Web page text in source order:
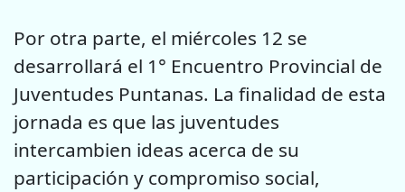
Por otra parte, el miércoles 12 se
desarrollará el 1° Encuentro Provincial de
Juventudes Puntanas. La finalidad de esta
jornada es que las juventudes
intercambien ideas acerca de su
participación y compromiso social,